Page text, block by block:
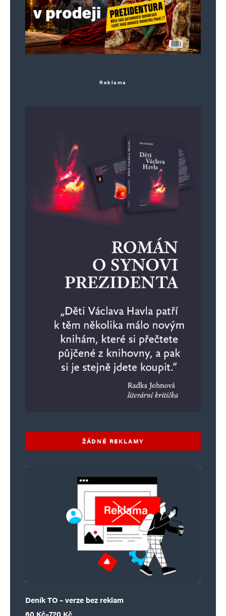
Reklama
ŽÁDNÉ REKLAMY
Deník TO – verze bez reklam
60 Kč–720 Kč
Rozpětí cen: 60 Kč až 720 Kč